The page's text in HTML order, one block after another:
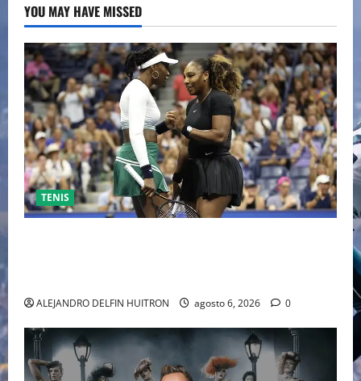
YOU MAY HAVE MISSED
TENIS
ALEJANDRO DELFIN HUITRON agosto 6, 2026 0